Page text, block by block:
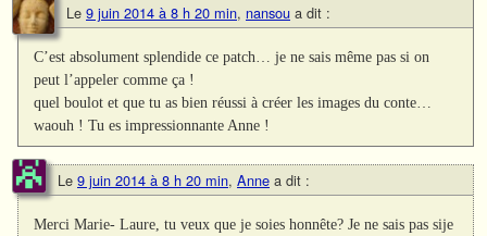
Le 9 juin 2014 à 8 h 20 min, nansou a dit :
C’est absolument splendide ce patch… je ne sais même pas si on
peut l’appeler comme ça !
quel boulot et que tu as bien réussi à créer les images du conte…
waouh ! Tu es impressionnante Anne !
Le 9 juin 2014 à 8 h 20 min, Anne a dit :
Merci Marie- Laure, tu veux que je soies honnête? Je ne sais pas sije